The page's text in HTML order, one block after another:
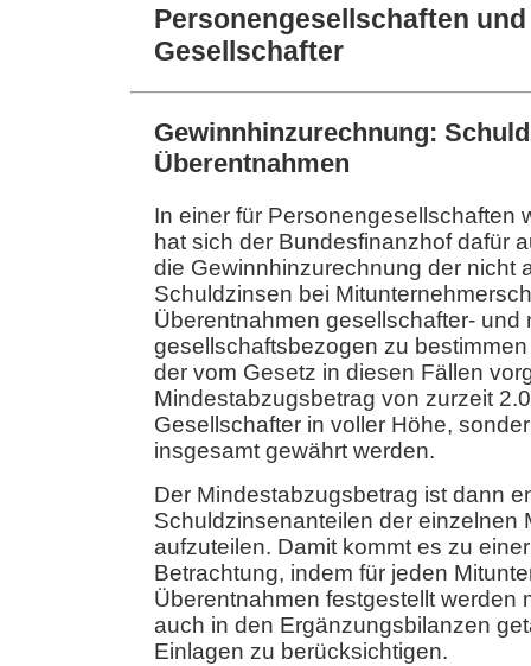
Personengesellschaften
Gesellschafter
Gewinnhinzurechnung:
Überentnahmen
In einer für Personengesellschaften
hat sich der Bundesfinanzhof dafür
die Gewinnhinzurechnung der nicht
Schuldzinsen bei
Überentnahmen gesellschafter- und
gesellschaftsbezogen zu
der vom Gesetz in diesen Fällen
Mindestabzugsbetrag von zurzeit
Gesellschafter in voller Höhe,
insgesamt gewährt werden.
Der Mindestabzugsbetrag ist dann
Schuldzinsenanteilen der einzelnen
aufzuteilen. Damit kommt es zu
Betrachtung, indem für jeden
Überentnahmen festgestellt werden
auch in den Ergänzungsbilanzen
Einlagen zu berücksichtigen.